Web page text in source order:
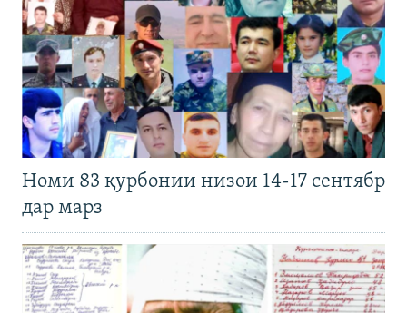
Номи 83 қурбонии низои 14-17 сентябр
дар марз